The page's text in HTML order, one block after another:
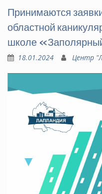
Принимаются
областной
школе
18.01.2024 Центр